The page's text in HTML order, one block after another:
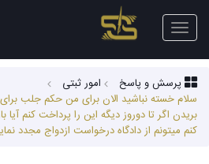
Toggle
navigation
پرسش و پاسخ
امور ثبتی
سلام خسته نباشید الان برای من حکم جلب
بریدن اگر تا دوروز دیگه این را پرداخت کنم
کنم میتونم از دادگاه درخواست ازدواج مجدد